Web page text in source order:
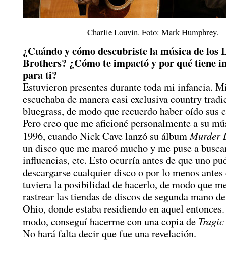
Charlie Louvin. Foto: Mark Humphrey.
¿Cuándo y cómo descubriste la música de los
Brothers? ¿Cómo te impactó y por qué tiene
para ti?
Estuvieron presentes durante toda mi infancia.
escuchaba de manera casi exclusiva country
bluegrass, de modo que recuerdo haber oído sus
Pero creo que me aficioné personalmente a su
1996, cuando Nick Cave lanzó su álbumMurder
un disco que me marcó mucho y me puse a
influencias, etc. Esto ocurría antes de que uno
descargarse cualquier disco o por lo menos antes
tuviera la posibilidad de hacerlo, de modo que
rastrear las tiendas de discos de segunda mano
Ohio, donde estaba residiendo en aquel
modo, conseguí hacerme con una copia de
No hará falta decir que fue una revelación.